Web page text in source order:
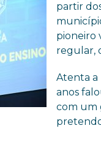
partir
pioneiro
regular,
Atenta a
anos
com um